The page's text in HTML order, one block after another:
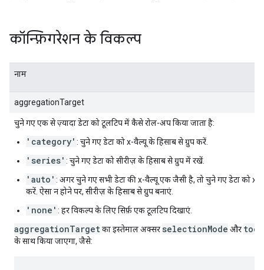
कॉन्फ़िगरेशन के विकल्प
नाम
aggregationTarget
चुने गए एक से ज़्यादा डेटा को टूलटिप में कैसे रोल-अप किया जाता है:
'category' : चुने गए डेटा को x-वैल्यू के हिसाब से ग्रुप करें.
'series' : चुने गए डेटा को सीरीज़ के हिसाब से ग्रुप में रखें.
'auto' : अगर चुने गए सभी डेटा की x-वैल्यू एक जैसी है, तो चुने गए डेटा को x-
करें. ऐसा न होने पर, सीरीज़ के हिसाब से ग्रुप बनाएं.
'none' : हर विकल्प के लिए सिर्फ़ एक टूलटिप दिखाएं.
aggregationTargetका इस्तेमाल अक्सर selectionMode और
के साथ किया जाएगा, जैसे: